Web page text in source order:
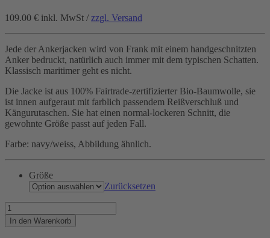
109.00 € inkl. MwSt / zzgl. Versand
Jede der Ankerjacken wird von Frank mit einem handgeschnitzten
Anker bedruckt, natürlich auch immer mit dem typischen Schatten.
Klassisch maritimer geht es nicht.
Die Jacke ist aus 100% Fairtrade-zertifizierter Bio-Baumwolle, sie
ist innen aufgeraut mit farblich passendem Reißverschluß und
Kängurutaschen. Sie hat einen normal-lockeren Schnitt, die
gewohnte Größe passt auf jeden Fall.
Farbe: navy/weiss, Abbildung ähnlich.
Größe
Zurücksetzen
Die
Hanseatin
unter
In den Warenkorb